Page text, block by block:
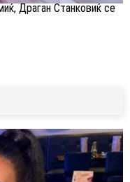
Драган Станковиќ се